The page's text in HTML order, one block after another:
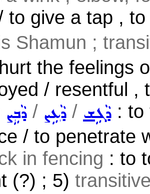
to give a tap ,
Shamun ;
the feelings
/ resentful ,
ܕܵܒܹܨ / ܕܵܥܹܨ / ܕܵܓܹܫ : to
/ to penetrate
in fencing : to
(?) ; 5)